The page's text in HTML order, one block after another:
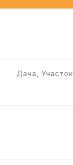
Дача, Участок